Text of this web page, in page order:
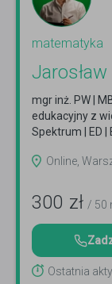
matematyka
mgr inż. PW |
edukacyjny z
Spektrum | ED
Online,
300 zł / 50
Ostatnia